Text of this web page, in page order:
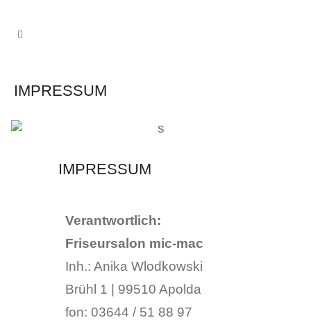
IMPRESSUM
IMPRESSUM
Verantwortlich:
Friseursalon mic-mac
Inh.: Anika Wlodkowski
Brühl 1 | 99510 Apolda
fon: 03644 / 51 88 97